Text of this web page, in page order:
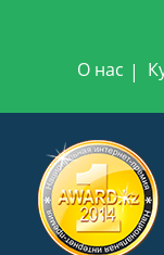
О нас